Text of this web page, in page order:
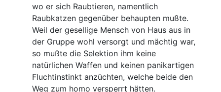
wo er sich Raubtieren, namentlich
Raubkatzen gegenüber behaupten mußte.
Weil der gesellige Mensch von Haus aus in
der Gruppe wohl versorgt und mächtig war,
so mußte die Selektion ihm keine
natürlichen Waffen und keinen panikartigen
Fluchtinstinkt anzüchten, welche beide den
Weg zum homo versperrt hätten.